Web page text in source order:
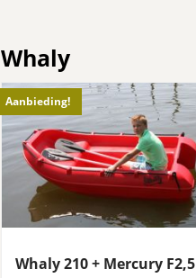
Whaly
Aanbieding!
Whaly 210 + Mercury F2,5